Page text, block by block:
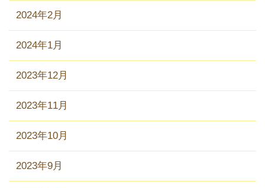
2024年2月
2024年1月
2023年12月
2023年11月
2023年10月
2023年9月